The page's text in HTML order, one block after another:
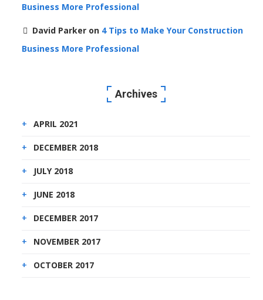
Business More Professional
David Parker on 4 Tips to Make Your Construction
Business More Professional
Archives
APRIL 2021
DECEMBER 2018
JULY 2018
JUNE 2018
DECEMBER 2017
NOVEMBER 2017
OCTOBER 2017